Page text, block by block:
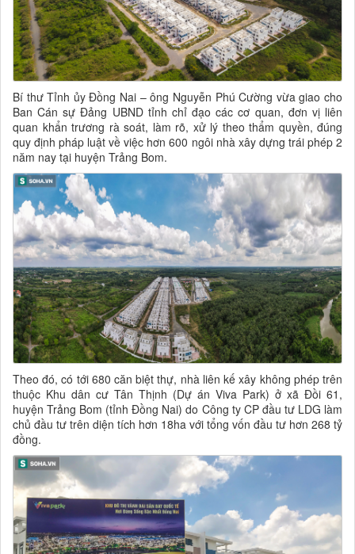
Bí thư Tỉnh ủy Đồng Nai – ông Nguyễn Phú Cường vừa giao cho
Ban Cán sự Đảng UBND tỉnh chỉ đạo các cơ quan, đơn vị liên
quan khẩn trương rà soát, làm rõ, xử lý theo thẩm quyền, đúng
quy định pháp luật về việc hơn 600 ngôi nhà xây dựng trái phép 2
năm nay tại huyện Trảng Bom.
Theo đó, có tới 680 căn biệt thự, nhà liên kế xây không phép trên
thuộc Khu dân cư Tân Thịnh (Dự án Viva Park) ở xã Đồi 61,
huyện Trảng Bom (tỉnh Đồng Nai) do Công ty CP đầu tư LDG làm
chủ đầu tư trên diện tích hơn 18ha với tổng vốn đầu tư hơn 268 tỷ
đồng.